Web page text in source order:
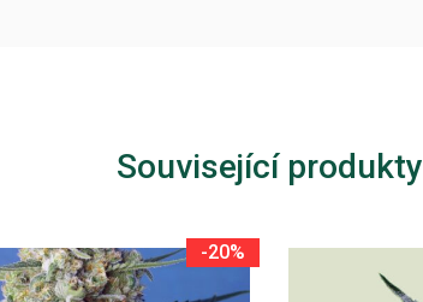
Související produkty
-20%